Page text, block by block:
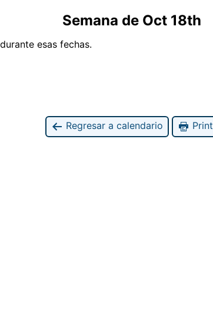
Semana de Oct 18th
esas fechas.
Regresar a calendario Print